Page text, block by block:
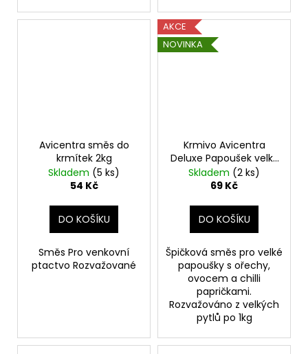
Avicentra směs do
krmítek 2kg
Skladem (5 ks)
54 Kč
DO KOŠÍKU
Směs Pro venkovní
ptactvo Rozvažované
AKCE
NOVINKA
Krmivo Avicentra
Deluxe Papoušek velký
1kg - rozvažované
Skladem (2 ks)
69 Kč
DO KOŠÍKU
Špičková směs pro velké
papoušky s ořechy,
ovocem a chilli
papričkami.
Rozvažováno z velkých
pytlů po 1kg